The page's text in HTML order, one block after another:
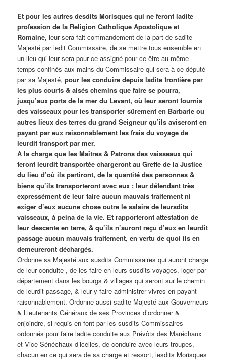
Et pour les autres desdits Morisques qui ne feront ladite
profession de la Religion Catholique Apostolique et
Romaine, leur sera fait commandement de la part de sadite
Majesté par ledit Commissaire, de se mettre tous ensemble en
un lieu qui leur sera pour ce assigné pour ce être au même
temps confinés aux mains du Commissaire qui sera à ce député
par sa Majesté,pour les conduire depuis ladite frontière par
les plus courts & aisés chemins que faire se pourra,
jusqu’aux ports de la mer du Levant, où leur seront fournis
des vaisseaux pour les transporter sûrement en Barbarie ou
autres lieux des terres du grand Seigneur qu’ils aviseront en
payant par eux raisonnablement les frais du voyage de
leurdit transport par mer.
A la charge que les Maîtres & Patrons des vaisseaux qui
feront leurdit transportée chargeront au Greffe de la Justice
du lieu d’où ils partiront, de la quantité des personnes &
biens qu’ils transporteront avec eux ; leur défendant très
expressément de leur faire aucun mauvais traitement ni
exiger d’eux aucune chose outre le salaire de leursdits
vaisseaux, à peina de la vie. Et rapporteront attestation de
leur descente en terre, & qu’ils n’auront reçu d’eux en leurdit
passage aucun mauvais traitement, en vertu de quoi ils en
demeureront déchargés.
Ordonne sa Majesté aux susdits Commissaires qui auront charge
de leur conduite , de les faire en leurs susdits voyages, loger par
département dans les bourgs & villages qui seront sur le chemin
de leurdit passage, & leur y faire administrer vivres en payant
raisonnablement. Ordonne aussi sadite Majesté aux Gouverneurs
& Lieutenants Généraux de ses Provinces d’ordonner &
enjoindre, si requis en font par les susdits Commissaires
ordonnés pour faire ladite conduite aux Prévôts des Maréchaux
et Vice-Sénéchaux d’icelles, de conduire avec leurs troupes,
chacun en ce qui sera de sa charge et ressort, lesdits Morisques